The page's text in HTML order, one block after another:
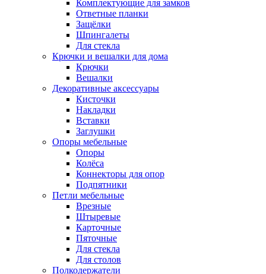
Комплектующие для замков
Ответные планки
Защёлки
Шпингалеты
Для стекла
Крючки и вешалки для дома
Крючки
Вешалки
Декоративные аксессуары
Кисточки
Накладки
Вставки
Заглушки
Опоры мебельные
Опоры
Колёса
Коннекторы для опор
Подпятники
Петли мебельные
Врезные
Штыревые
Карточные
Пяточные
Для стекла
Для столов
Полкодержатели